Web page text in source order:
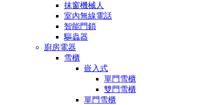
抹窗機械人
室內無線電話
智能門鎖
驅蟲器
廚房電器
雪櫃
嵌入式
單門雪櫃
雙門雪櫃
單門雪櫃